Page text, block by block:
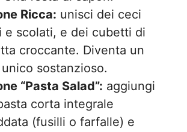
Ricca: unisci dei ceci
e scolati, e dei cubetti di
croccante. Diventa un
sostanzioso.
“Pasta Salad”: aggiungi
corta integrale
(fusilli o farfalle) e